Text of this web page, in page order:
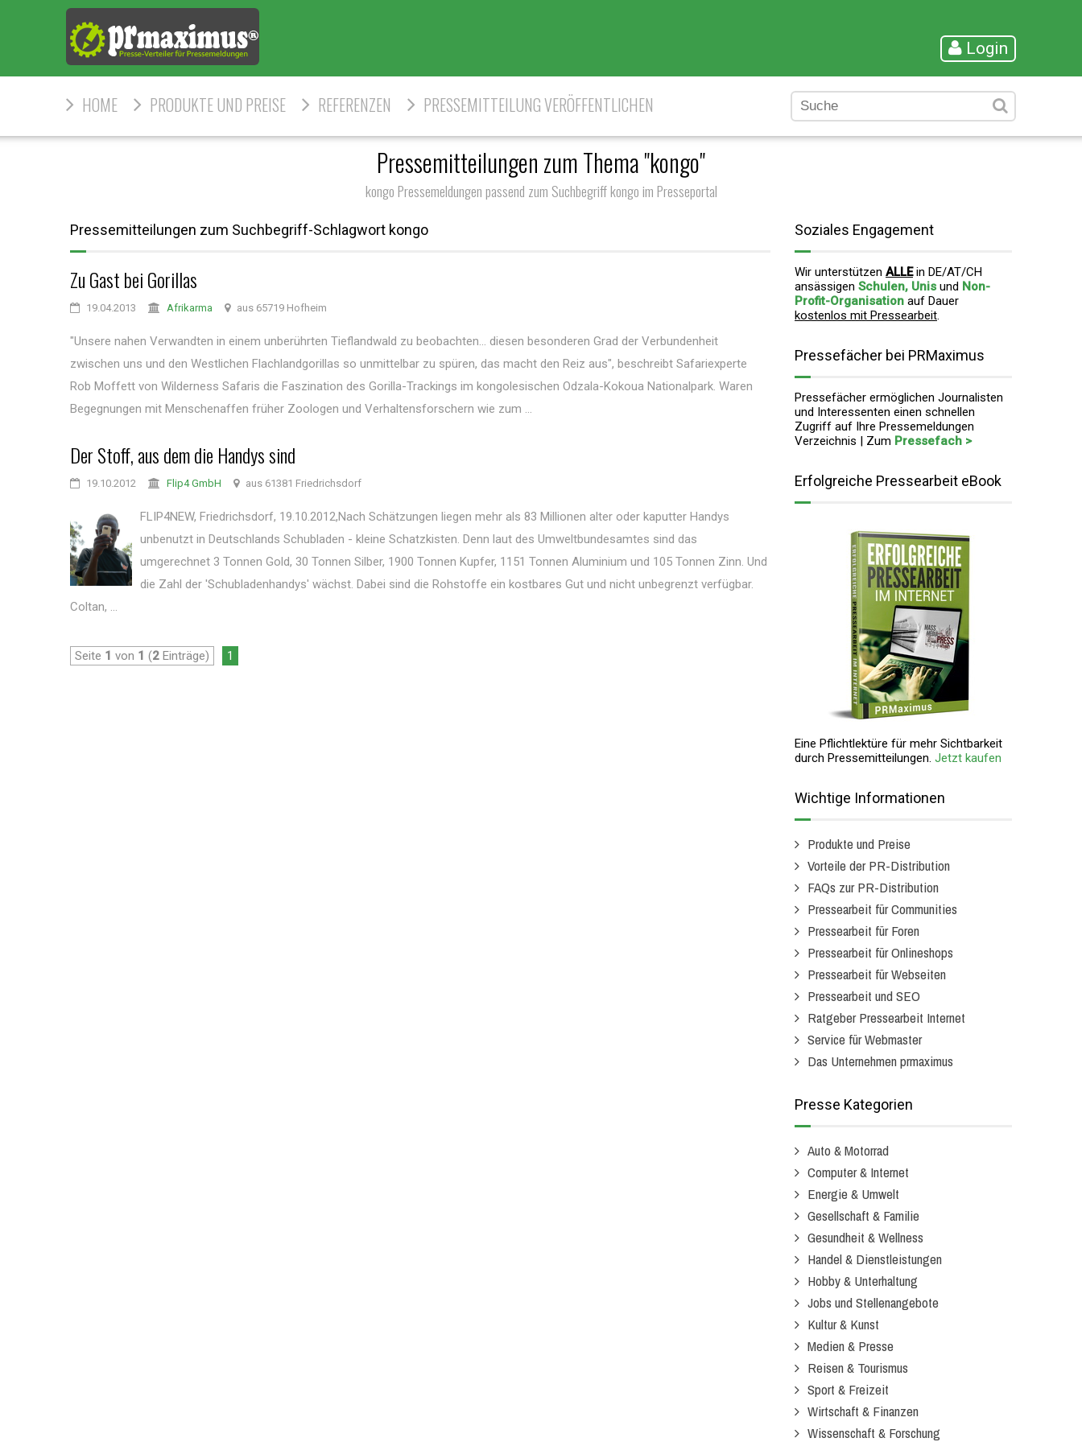
Login
HOME PRODUKTE UND PREISE REFERENZEN PRESSEMITTEILUNG VERÖFFENTLICHEN
Pressemitteilungen zum Thema "kongo"
kongo Pressemeldungen passend zum Suchbegriff kongo im Presseportal
Pressemitteilungen zum Suchbegriff-Schlagwort kongo
Zu Gast bei Gorillas
19.04.2013 Afrikarma aus 65719 Hofheim
"Unsere nahen Verwandten in einem unberührten Tieflandwald zu beobachten... diesen besonderen Grad der Verbundenheit
zwischen uns und den Westlichen Flachlandgorillas so unmittelbar zu spüren, das macht den Reiz aus", beschreibt Safariexperte
Rob Moffett von Wilderness Safaris die Faszination des Gorilla-Trackings im kongolesischen Odzala-Kokoua Nationalpark. Waren
Begegnungen mit Menschenaffen früher Zoologen und Verhaltensforschern wie zum ...
Der Stoff, aus dem die Handys sind
19.10.2012 Flip4 GmbH aus 61381 Friedrichsdorf
FLIP4NEW, Friedrichsdorf, 19.10.2012,Nach Schätzungen liegen mehr als 83 Millionen alter oder kaputter Handys
unbenutzt in Deutschlands Schubladen - kleine Schatzkisten. Denn laut des Umweltbundesamtes sind das
umgerechnet 3 Tonnen Gold, 30 Tonnen Silber, 1900 Tonnen Kupfer, 1151 Tonnen Aluminium und 105 Tonnen Zinn. Und
die Zahl der 'Schubladenhandys' wächst. Dabei sind die Rohstoffe ein kostbares Gut und nicht unbegrenzt verfügbar.
Coltan, ...
Seite 1 von 1 (2 Einträge) 1
Soziales Engagement
Wir unterstützen ALLEin DE/AT/CH
ansässigen Schulen, Unis und Non-
Profit-Organisation auf Dauer
kostenlos mit Pressearbeit.
Pressefächer bei PRMaximus
Pressefächer ermöglichen Journalisten
und Interessenten einen schnellen
Zugriff auf Ihre Pressemeldungen
Verzeichnis | Zum Pressefach >
Erfolgreiche Pressearbeit eBook
Eine Pflichtlektüre für mehr Sichtbarkeit
durch Pressemitteilungen. Jetzt kaufen
Wichtige Informationen
Produkte und Preise
Vorteile der PR-Distribution
FAQs zur PR-Distribution
Pressearbeit für Communities
Pressearbeit für Foren
Pressearbeit für Onlineshops
Pressearbeit für Webseiten
Pressearbeit und SEO
Ratgeber Pressearbeit Internet
Service für Webmaster
Das Unternehmen prmaximus
Presse Kategorien
Auto & Motorrad
Computer & Internet
Energie & Umwelt
Gesellschaft & Familie
Gesundheit & Wellness
Handel & Dienstleistungen
Hobby & Unterhaltung
Jobs und Stellenangebote
Kultur & Kunst
Medien & Presse
Reisen & Tourismus
Sport & Freizeit
Wirtschaft & Finanzen
Wissenschaft & Forschung